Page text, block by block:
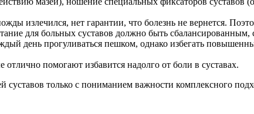
излечился, нет гарантии, что болезнь не вернется.
для больных суставов должно быть
день прогуливаться пешком, однако избегать
помогают избавится надолго от боли в суставах.
суставов только с пониманием важности комплексного